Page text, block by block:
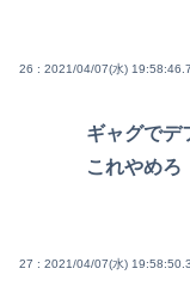
26 : 2021/04/07(水)
ギャグでデ
これやめろ
27 : 2021/04/07(水)